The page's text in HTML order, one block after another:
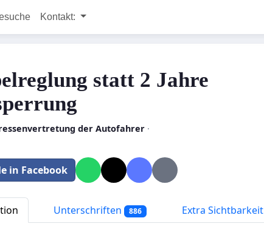
Kontakt:
statt 2 Jahre
der Autofahrer·
in Facebook
Unterschriften 886 Extra Sichtbarkeit